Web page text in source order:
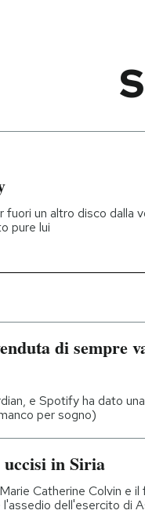
fuori un altro disco dalla
pure lui
di sempre
e Spotify ha dato
per sogno)
in Siria
Catherine Colvin e
dell'esercito di